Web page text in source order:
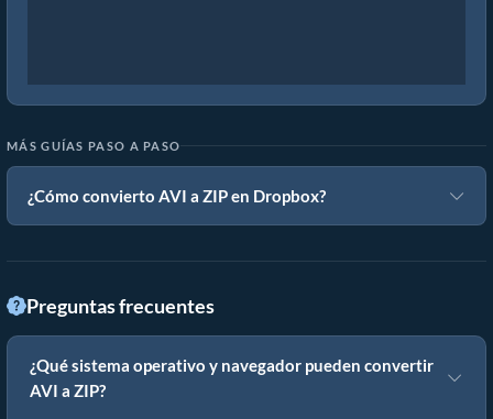
MÁS GUÍAS PASO A PASO
¿Cómo convierto AVI a ZIP en Dropbox?
Preguntas frecuentes
¿Qué sistema operativo y navegador pueden convertir
AVI a ZIP?